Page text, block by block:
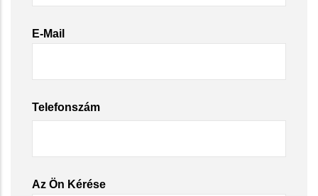
E-Mail
Telefonszám
Az Ön Kérése